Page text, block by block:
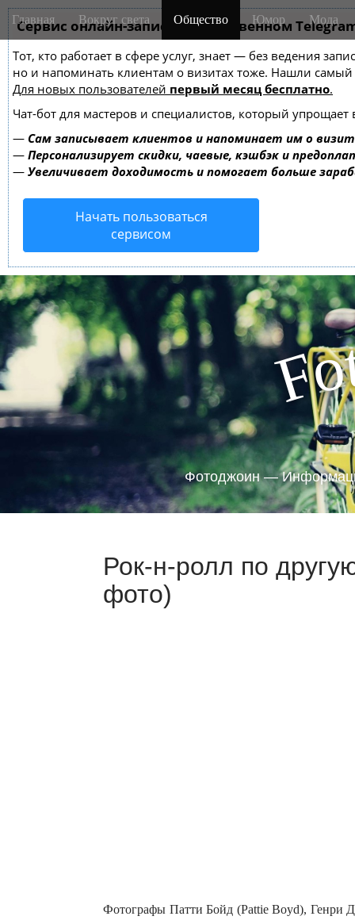
Сервис онлайн-записи на собственном
Тот, кто работает в сфере услуг, знает — без ведения
но и напоминать клиентам о визитах тоже. Нашли
Для новых пользователей первый месяц бесплатно.
Чат-бот для мастеров и специалистов, который упрощает
— Сам записывает клиентов и напоминает им о
— Персонализирует скидки, чаевые, кэшбэк и
— Увеличивает доходимость и помогает больше
Начать пользоваться
сервисом
M
a
n
m
e
n
u
i
Главная Вокруг света Общество Юмор Мода
Fo
Фотоджоин —
Рок-н-ролл по
фото)
Фотографы Патти Бойд (Pattie Boyd), Генри